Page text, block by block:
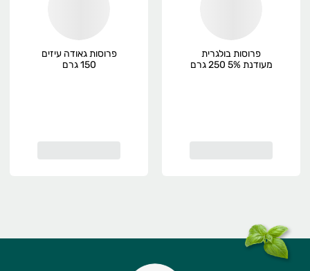
פרוסות בולגרית
מעודנת 5% 250 גרם
פרוסות גאודה עיזים
150 גרם